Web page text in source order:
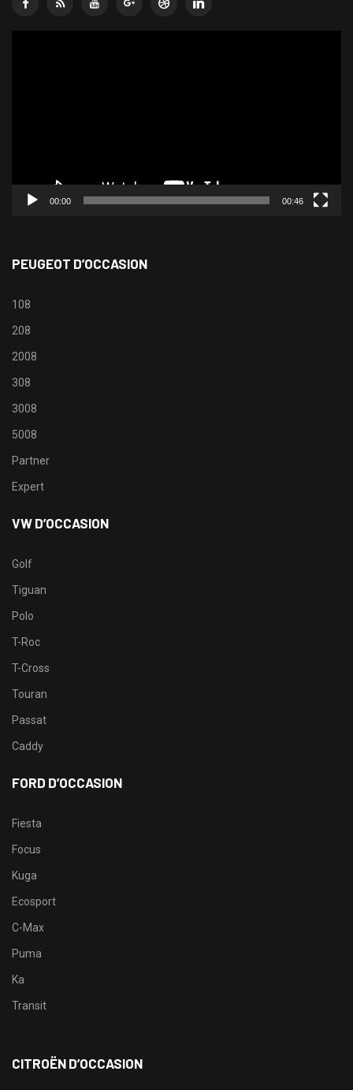
00:00 00:46
PEUGEOT D’OCCASION
108
208
2008
308
3008
5008
Partner
Expert
VW D’OCCASION
Golf
Tiguan
Polo
T-Roc
T-Cross
Touran
Passat
Caddy
FORD D’OCCASION
Fiesta
Focus
Kuga
Ecosport
C-Max
Puma
Ka
Transit
CITROËN D’OCCASION